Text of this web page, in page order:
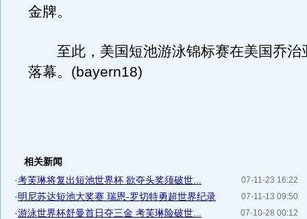
金牌。
至此，美国短池游泳锦标赛在美国乔治
落幕。(bayern18)
相关新闻
07-11-23 16:22
·考芙琳将复出短池世界杯 欲夺头奖须破世...
07-11-13 09:50
·明尼苏达短池大奖赛 瑞恩-罗切特勇超世界纪录
07-10-28 00:12
·游泳世界杯舒曼首日夺三金 考芙琳险破世...